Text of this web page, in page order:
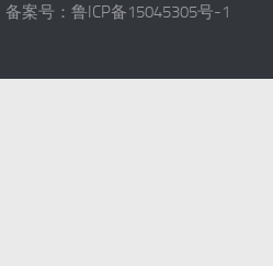
案号：鲁ICP备15045305号-1